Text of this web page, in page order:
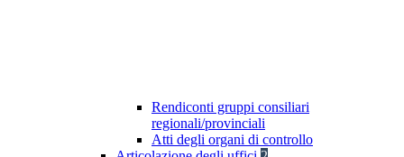
Rendiconti gruppi consiliari
regionali/provinciali
Atti degli organi di controllo